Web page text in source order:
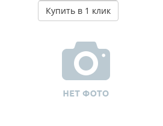
Купить в 1 клик